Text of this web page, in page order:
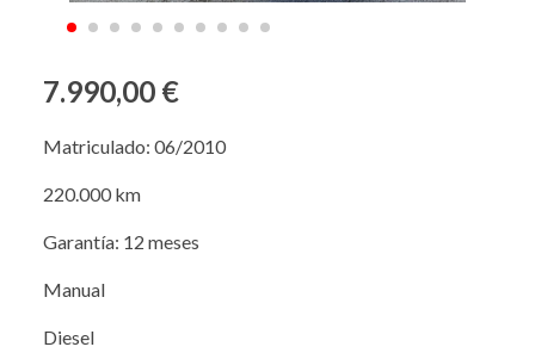
7.990,00 €
Matriculado: 06/2010
220.000 km
Garantía: 12 meses
Manual
Diesel